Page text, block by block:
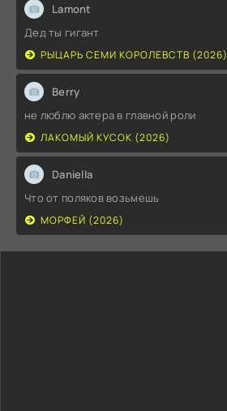
Lamont
Дед ты гигант
РЫЦАРЬ СЕМИ КОРОЛЕВСТВ (2026)
Berry
не люблю актера в главной роли
ЛАКОМЫЙ КУСОК (2026)
Daniella
Что от поляков возьмешь
МОРФЕЙ (2026)